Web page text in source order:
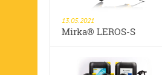
13.05.2021
Mirka® LEROS-S